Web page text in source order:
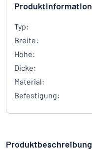
Produktinformation
Typ:
Breite:
Höhe:
Dicke:
Material:
Befestigung:
Produktbeschreibung